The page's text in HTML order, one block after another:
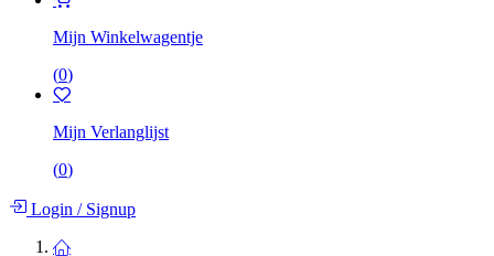
Mijn Winkelwagentje
(0)
Mijn Verlanglijst
(0)
Login /Signup